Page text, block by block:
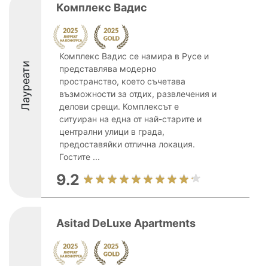
Лауреати
Комплекс Вадис
Комплекс Вадис се намира в Русе и
представлява модерно
пространство, което съчетава
възможности за отдих, развлечения и
делови срещи. Комплексът е
ситуиран на една от най-старите и
централни улици в града,
предоставяйки отлична локация.
Гостите ...
9.2
Asitad DeLuxe Apartments